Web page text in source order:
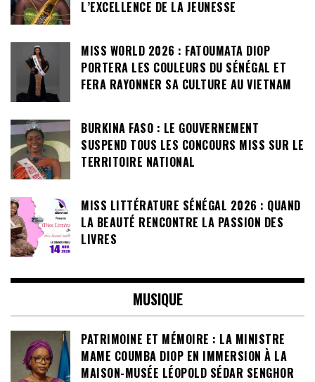
L’EXCELLENCE DE LA JEUNESSE
MISS WORLD 2026 : FATOUMATA DIOP
PORTERA LES COULEURS DU SÉNÉGAL ET
FERA RAYONNER SA CULTURE AU VIETNAM
BURKINA FASO : LE GOUVERNEMENT
SUSPEND TOUS LES CONCOURS MISS SUR LE
TERRITOIRE NATIONAL
MISS LITTÉRATURE SÉNÉGAL 2026 : QUAND
LA BEAUTÉ RENCONTRE LA PASSION DES
LIVRES
MUSIQUE
PATRIMOINE ET MÉMOIRE : LA MINISTRE
MAME COUMBA DIOP EN IMMERSION À LA
MAISON-MUSÉE LÉOPOLD SÉDAR SENGHOR